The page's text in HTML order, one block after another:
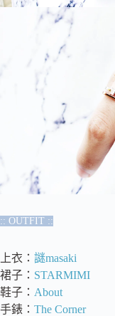
:: OUTFIT ::
上衣： 謎masaki
裙子： STARMIMI
鞋子： About
手錶： The Corner